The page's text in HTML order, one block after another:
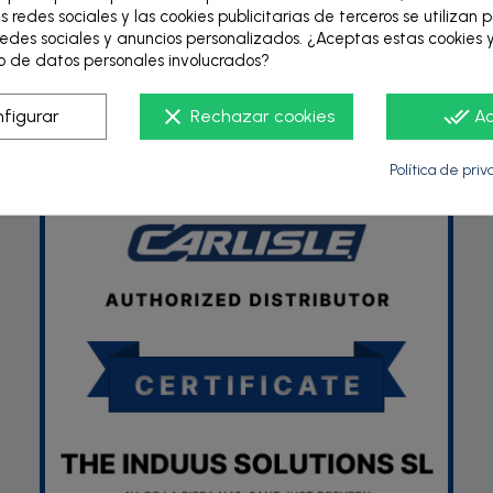
redes sociales y las cookies publicitarias de terceros se utilizan
sociales y anuncios personalizados. ¿Aceptas estas cookies
de datos personales involucrados?
done_all
clear Rechazar cookies
Política de